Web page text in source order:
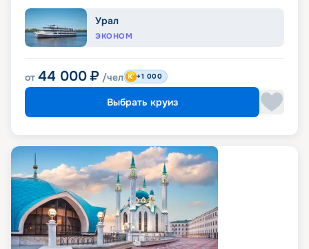
Урал
ЭКОНОМ
от 44 000 ₽ /чел +1 000
Выбрать круиз